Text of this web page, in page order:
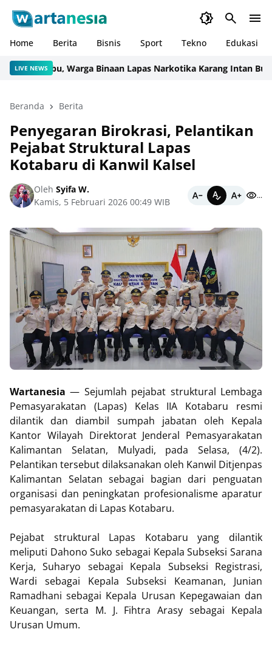
Home Berita Bisnis Sport Tekno Edukasi
LIVE NEWS
Bambu, Warga Binaan Lapas Narkotika Karang Intan Buat
Beranda Berita
Penyegaran Birokrasi, Pelantikan
Pejabat Struktural Lapas
Kotabaru di Kanwil Kalsel
Oleh Syifa W.
Kamis, 5 Februari 2026 00:49 WIB
...
Wartanesia— Sejumlah pejabat struktural Lembaga
Pemasyarakatan (Lapas) Kelas IIA Kotabaru resmi
dilantik dan diambil sumpah jabatan oleh Kepala
Kantor Wilayah Direktorat Jenderal Pemasyarakatan
Kalimantan Selatan, Mulyadi, pada Selasa, (4/2).
Pelantikan tersebut dilaksanakan oleh Kanwil Ditjenpas
Kalimantan Selatan sebagai bagian dari penguatan
organisasi dan peningkatan profesionalisme aparatur
pemasyarakatan di Lapas Kotabaru.
Pejabat struktural Lapas Kotabaru yang dilantik
meliputi Dahono Suko sebagai Kepala Subseksi Sarana
Kerja, Suharyo sebagai Kepala Subseksi Registrasi,
Wardi sebagai Kepala Subseksi Keamanan, Junian
Ramadhani sebagai Kepala Urusan Kepegawaian dan
Keuangan, serta M. J. Fihtra Arasy sebagai Kepala
Urusan Umum.